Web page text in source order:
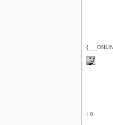
: 0